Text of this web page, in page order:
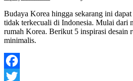
Budaya Korea hingga sekarang ini
tidak terkecuali di Indonesia. Mulai dari
rumah Korea. Berikut 5 inspirasi desain
minimalis.
Facebook